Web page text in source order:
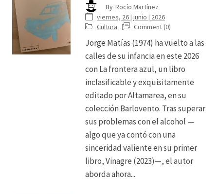
By Rocío Martínez
viernes, 26 | junio | 2026
Cultura
Comment (0)
Jorge Matías (1974) ha vuelto a las
calles de su infancia en este 2026
con La frontera azul, un libro
inclasificable y exquisitamente
editado por Altamarea, en su
colección Barlovento. Tras superar
sus problemas con el alcohol —
algo que ya contó con una
sinceridad valiente en su primer
libro, Vinagre (2023)—, el autor
aborda ahora...